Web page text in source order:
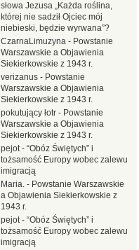
słowa Jezusa „Każda roślina,
której nie sadził Ojciec mój
niebieski, będzie wyrwana”?
CzarnaLimuzyna - Powstanie
Warszawskie a Objawienia
Siekierkowskie z 1943 r.
verizanus - Powstanie
Warszawskie a Objawienia
Siekierkowskie z 1943 r.
pokutujący łotr - Powstanie
Warszawskie a Objawienia
Siekierkowskie z 1943 r.
pejot- “Obóz Świętych” i
tożsamość Europy wobec zalewu
imigracją
Maria. - Powstanie Warszawskie
a Objawienia Siekierkowskie z
1943 r.
pejot- “Obóz Świętych” i
tożsamość Europy wobec zalewu
imigracją